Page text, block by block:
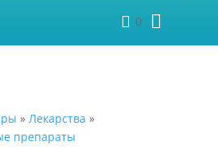
0
» Лекарства »
препараты